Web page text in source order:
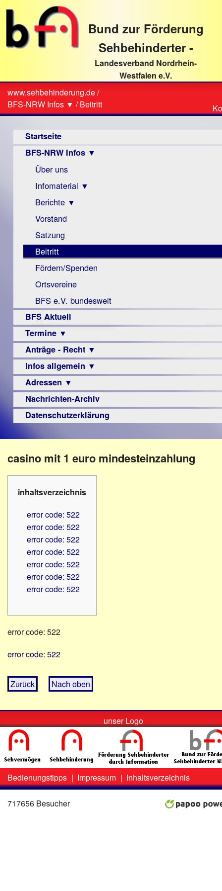
direkt
Textinhalt
Bund zur Förderung
Sehbehinderter -
Landesverband Nordrhein-
Westfalen e.V.
Sie
sind
hier
www.sehbehinderung.de/
BFS-NRW Infos ▼ /Beitritt
Startseite
BFS-NRW Infos ▼
Über uns
Infomaterial ▼
Visus
Zeitschrift
Monokular
Mac
Instagram-
Links
Berichte ▼
Archiv
Berichte
Vorstand
Satzung
Beitritt
Fördern/Spenden
Ortsvereine
BFS e.V. bundesweit
BFS Aktuell
Termine ▼
Veranstaltungsprogramme
Anträge - Recht ▼
Archiv
Urteile
Infos allgemein ▼
Sehbehinderung
Frühförderung
Schule
–
Beruf
Hilfsmittel
-
PC
Adressen ▼
Augenoptiker
Berufsbildungswerke
Hörbüchereien
Reha-
Lehrer
Verbände
Nachrichten-Archiv
Datenschutzerklärung
casino mit 1 euro mindesteinzahlung
inhaltsverzeichnis
error code: 522
error code: 522
error code: 522
error code: 522
error code: 522
error code: 522
error code: 522
error code: 522
error code: 522
Zurück Nach oben
unser Logo
Zweit-
Menü
Bedienungstipps | Impressum | Inhaltsverzeichnis
717656 Besucher